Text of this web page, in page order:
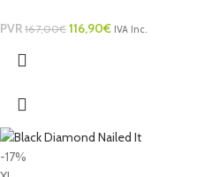
PVR 167,00€ 116,90€ IVA Inc.
-17%